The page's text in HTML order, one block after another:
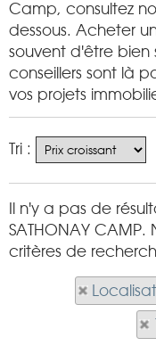
Camp, consultez
dessous. Acheter
souvent d'être bien
conseillers sont là
vos projets
Tri :
Il n'y a pas de
SATHONAY CAMP.
critères de